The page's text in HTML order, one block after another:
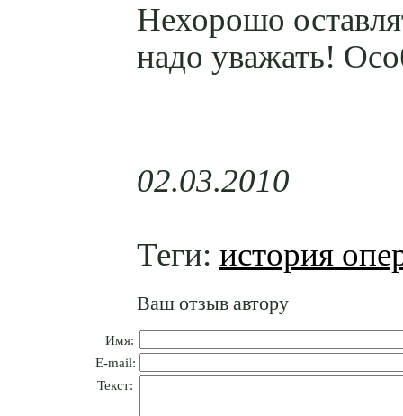
Нехорошо
надо уважать!
02.03.2010
Теги: история
Ваш отзыв автору
Имя:
E-mail:
Текст: